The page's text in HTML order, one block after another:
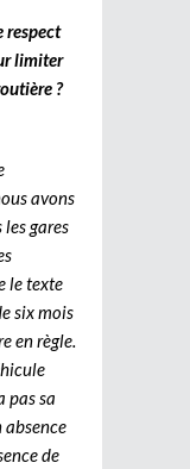
respect
limiter
?
avons
gares
le texte
six mois
en règle.
pas sa
de